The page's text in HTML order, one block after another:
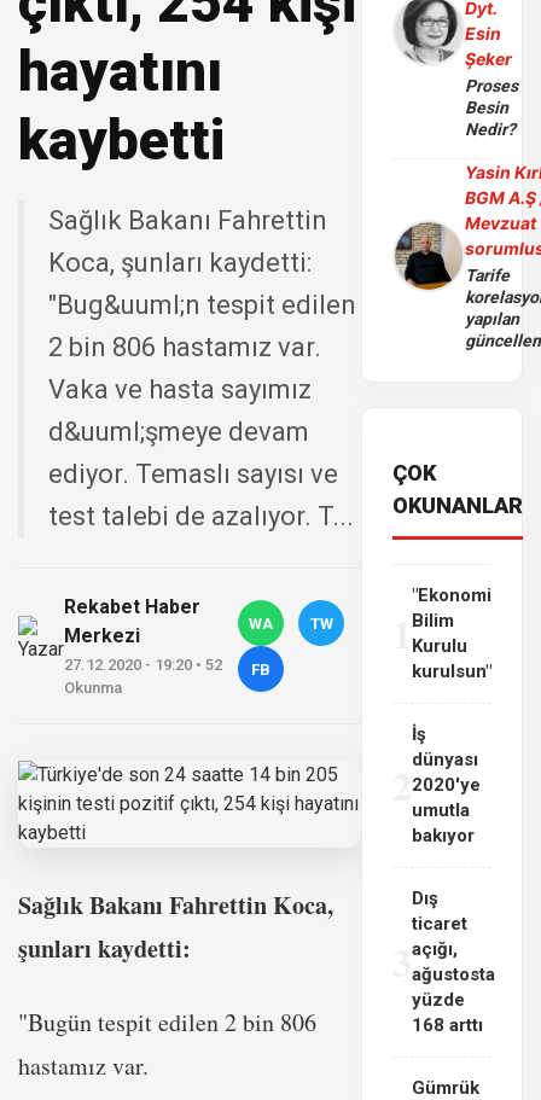
hayatını
kaybetti
Sağlık Bakanı Fahrettin
Koca, şunları kaydetti:
"Bug&uuml;n tespit edilen
2 bin 806 hastamız var.
Vaka ve hasta sayımız
d&uuml;şmeye devam
ediyor. Temaslı sayısı ve
test talebi de azalıyor. T...
Rekabet Haber
Merkezi
27.12.2020 - 19:20 • 52
Okunma
WA TW
FB
Sağlık Bakanı Fahrettin Koca,
şunları kaydetti:
"Bugün tespit edilen 2 bin 806
hastamız var.
Dyt.
Esin
Şeker
Proses
Besin
Nedir?
Yasin
BGM A.Ş
Mevzuat
Tarife
yapılan
ÇOK
OKUNANLAR
"Ekonomi
Bilim
Kurulu
kurulsun"
İş
dünyası
2020'ye
umutla
bakıyor
3
Dış
ticaret
açığı,
ağustosta
yüzde
168 arttı
Gümrük